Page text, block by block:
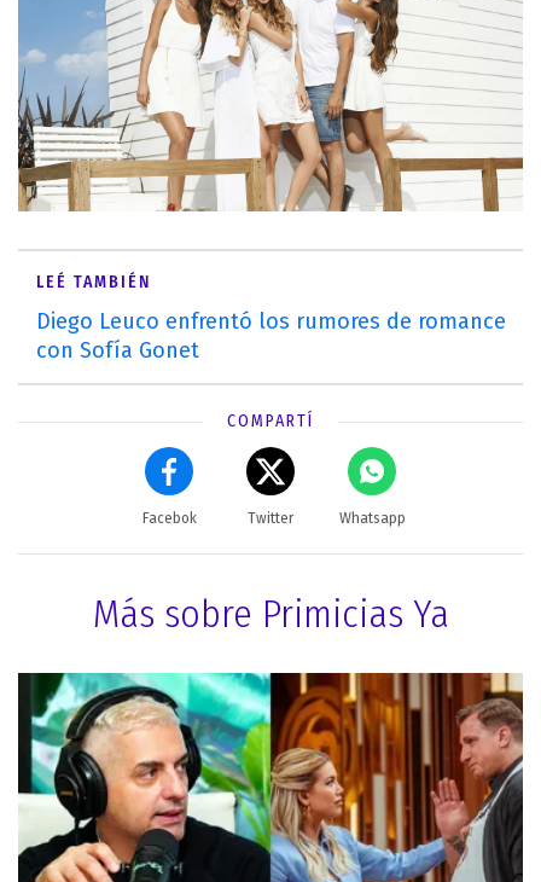
LEÉ TAMBIÉN
Diego Leuco enfrentó los rumores de romance
con Sofía Gonet
COMPARTÍ
Facebok Twitter Whatsapp
Más sobre Primicias Ya